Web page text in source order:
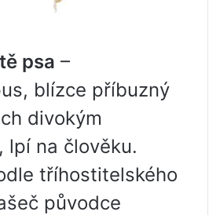
psa –
blízce příbuzný
divokým
lpí na člověku.
tříhostitelského
původce